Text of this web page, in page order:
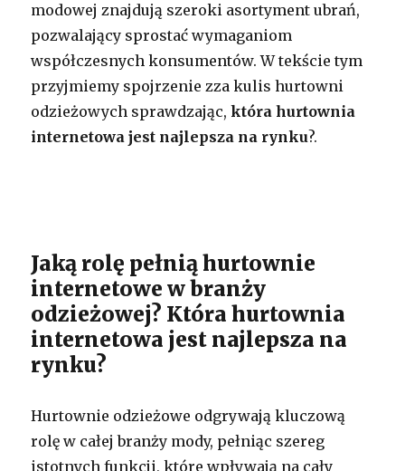
modowej znajdują szeroki asortyment ubrań,
pozwalający sprostać wymaganiom
współczesnych konsumentów. W tekście tym
przyjmiemy spojrzenie zza kulis hurtowni
odzieżowych sprawdzając,która hurtownia
internetowa jest najlepsza na rynku?.
Jaką rolę pełnią hurtownie
internetowe w branży
odzieżowej? Która hurtownia
internetowa jest najlepsza na
rynku?
Hurtownie odzieżowe odgrywają kluczową
rolę w całej branży mody, pełniąc szereg
istotnych funkcji, które wpływają na cały